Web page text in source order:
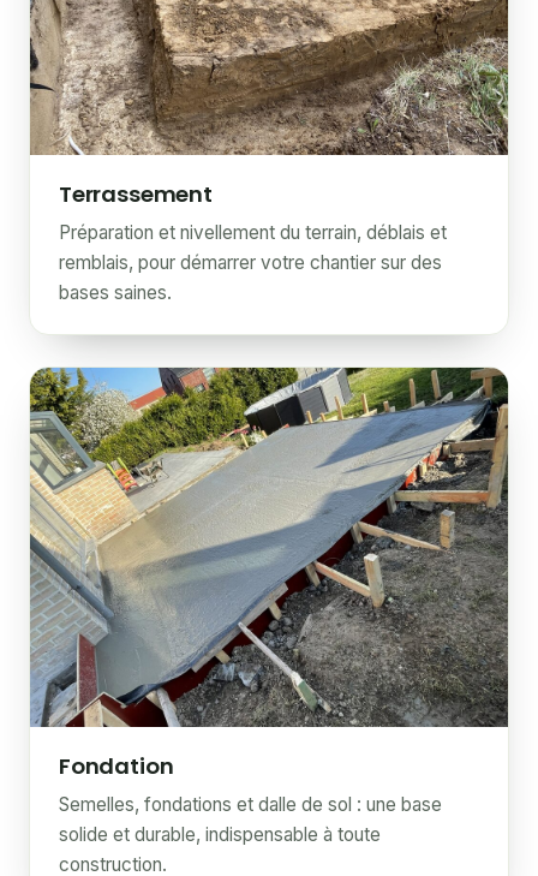
Terrassement
Préparation et nivellement du terrain, déblais et
remblais, pour démarrer votre chantier sur des
bases saines.
Fondation
Semelles, fondations et dalle de sol : une base
solide et durable, indispensable à toute
construction.